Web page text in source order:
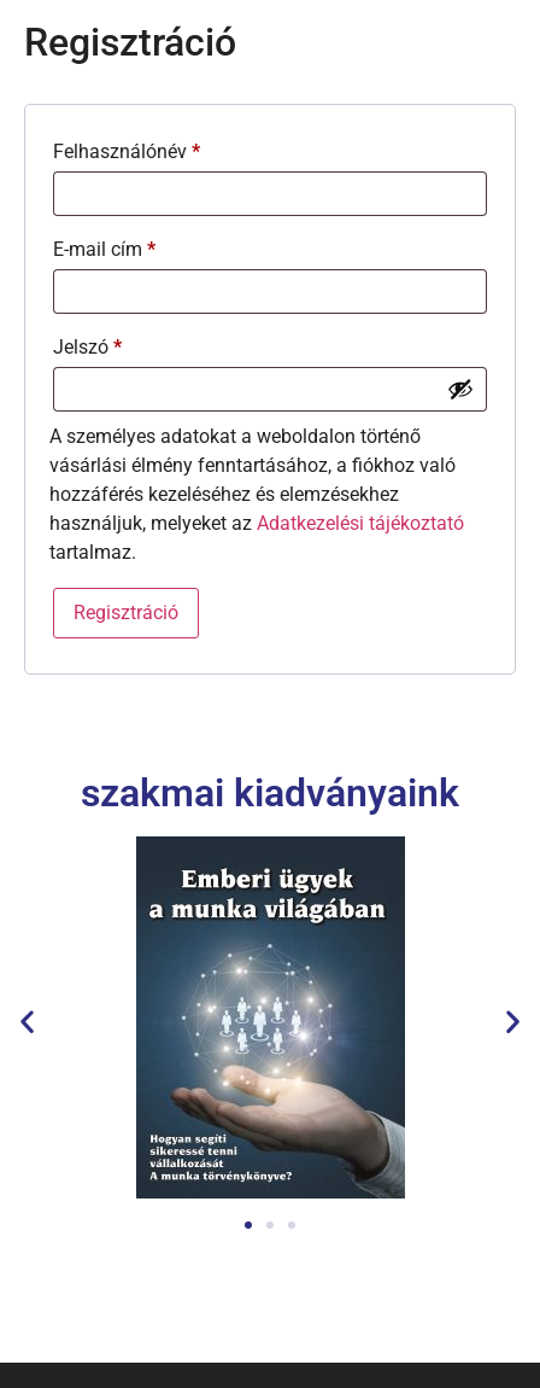
Regisztráció
Felhasználónév *
E-mail cím *
Jelszó *
A személyes adatokat a weboldalon történő
vásárlási élmény fenntartásához, a fiókhoz való
hozzáférés kezeléséhez és elemzésekhez
használjuk, melyeket az Adatkezelési tájékoztató
tartalmaz.
Regisztráció
szakmai kiadványaink